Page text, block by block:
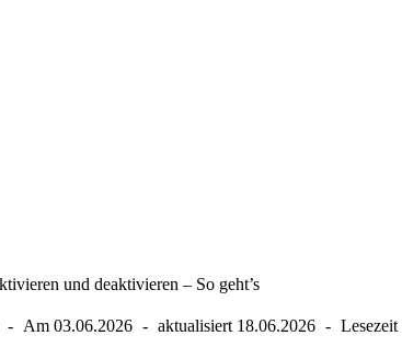
und deaktivieren – So geht’s
Am 03.06.2026 aktualisiert 18.06.2026 Lesezeit